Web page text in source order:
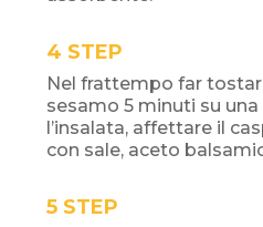
STEP
Nel frattempo far
sesamo 5 minuti su
l’insalata, affettare il
con sale, aceto
STEP